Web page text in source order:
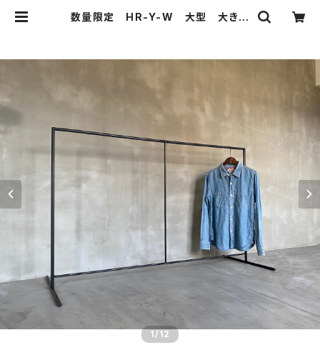
数量限定 HR-Y-W 大型 大きな
H125cmW175cm | 51WORKS
1 /12